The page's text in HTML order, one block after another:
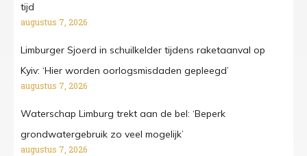
tijd
augustus 7, 2026
Limburger Sjoerd in schuilkelder tijdens raketaanval op
Kyiv: ‘Hier worden oorlogsmisdaden gepleegd’
augustus 7, 2026
Waterschap Limburg trekt aan de bel: ‘Beperk
grondwatergebruik zo veel mogelijk’
augustus 7, 2026